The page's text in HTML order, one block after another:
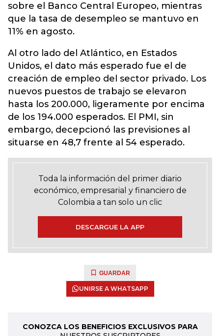
sobre el Banco Central Europeo, mientras
que la tasa de desempleo se mantuvo en
11% en agosto.
Al otro lado del Atlántico, en Estados
Unidos, el dato más esperado fue el de
creación de empleo del sector privado. Los
nuevos puestos de trabajo se elevaron
hasta los 200.000, ligeramente por encima
de los 194.000 esperados. El PMI, sin
embargo, decepcionó las previsiones al
situarse en 48,7 frente al 54 esperado.
Toda la información del primer diario
económico, empresarial y financiero de
Colombia a tan solo un clic
DESCARGUE LA APP
GUARDAR
UNIRSE A WHATSAPP
CONOZCA LOS BENEFICIOS EXCLUSIVOS PARA